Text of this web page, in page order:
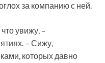
за компанию с ней.
увижу, –
– Сижу,
которых давно